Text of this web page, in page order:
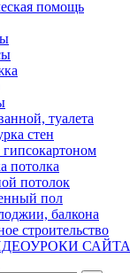
помощь
туалета
стен
гипсокартоном
потолка
потолок
пол
балкона
строительство
САЙТА